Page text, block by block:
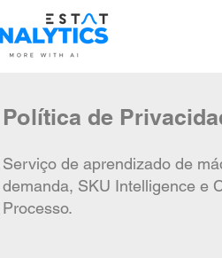
Política de
Serviço de aprendizado de
demanda, SKU Intelligence e
Processo.